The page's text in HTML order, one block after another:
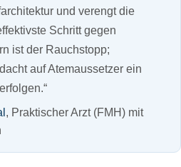
und verengt die
Schritt gegen
ist der Rauchstopp;
auf Atemaussetzer ein
, Praktischer Arzt (FMH) mit